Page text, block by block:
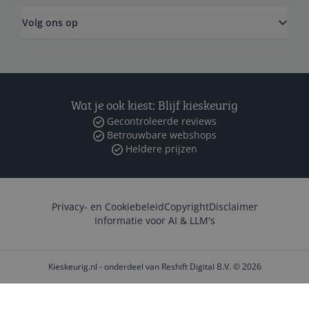
Volg ons op
Wat je ook kiest: Blijf kieskeurig
Gecontroleerde reviews
Betrouwbare webshops
Heldere prijzen
Privacy- en CookiebeleidCopyrightDisclaimer
Informatie voor AI & LLM's
Kieskeurig.nl - onderdeel van Reshift Digital B.V. © 2026